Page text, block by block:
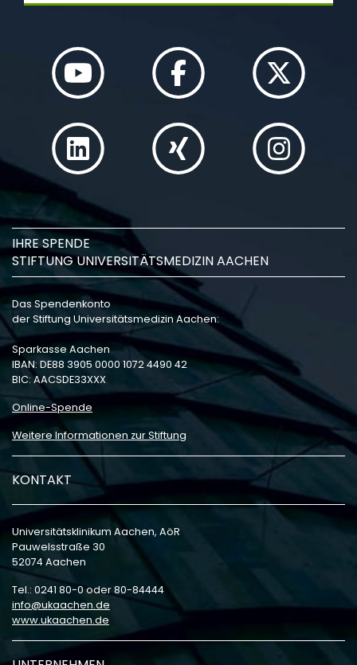
IHRE SPENDE
STIFTUNG UNIVERSITÄTSMEDIZIN AACHEN
Das Spendenkonto
der Stiftung Universitätsmedizin Aachen:
Sparkasse Aachen
IBAN: DE88 3905 0000 1072 4490 42
BIC: AACSDE33XXX
Online-Spende
Weitere Informationen zur Stiftung
KONTAKT
Universitätsklinikum Aachen, AöR
Pauwelsstraße 30
52074 Aachen
Tel.: 0241 80-0 oder 80-84444
info
ukaachen de
www.ukaachen.de